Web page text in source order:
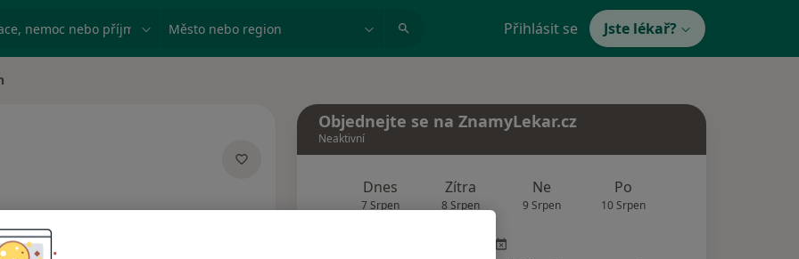
nemoc nebo příjmení Město nebo region Přihlásit se Jste lékař?
Objednejte se na ZnamyLekar.cz
Neaktivní
Dnes
7 Srpen
Zítra
8 Srpen
Ne
9 Srpen
Po
10 Srpen